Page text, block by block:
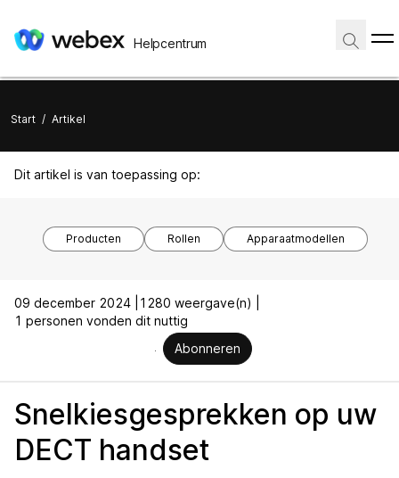
Helpcentrum
Start / Artikel
Dit artikel is van toepassing op:
Producten Rollen Apparaatmodellen
09 december 2024 |
1280 weergave(n) |
1 personen vonden dit nuttig
Abonneren
Snelkiesgesprekken op uw
DECT handset